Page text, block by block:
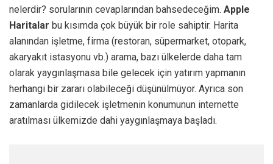
nelerdir? sorularının cevaplarından bahsedeceğim. Apple
Haritalar bu kısımda çok büyük bir role sahiptir. Harita
alanından işletme, firma (restoran, süpermarket, otopark,
akaryakıt istasyonu vb.) arama, bazı ülkelerde daha tam
olarak yaygınlaşmasa bile gelecek için yatırım yapmanın
herhangi bir zararı olabileceği düşünülmüyor. Ayrıca son
zamanlarda gidilecek işletmenin konumunun internette
aratılması ülkemizde dahi yaygınlaşmaya başladı.